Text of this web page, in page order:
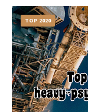
TOP 2020